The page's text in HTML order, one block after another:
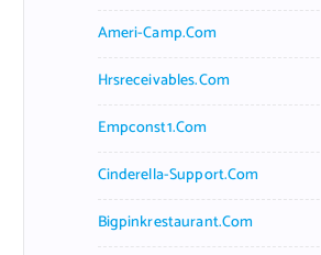
Ameri-Camp.com
Hrsreceivables.com
Empconst1.com
Cinderella-Support.com
Bigpinkrestaurant.com